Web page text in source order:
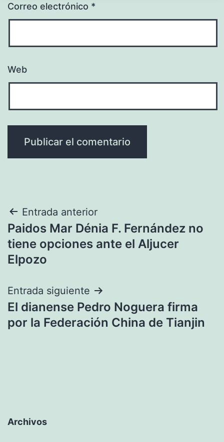
Correo electrónico *
Web
Navegación
de
entradas
Entrada anterior
Paidos Mar Dénia F. Fernández no
tiene opciones ante el Aljucer
Elpozo
Entrada siguiente
El dianense Pedro Noguera firma
por la Federación China de Tianjin
Archivos